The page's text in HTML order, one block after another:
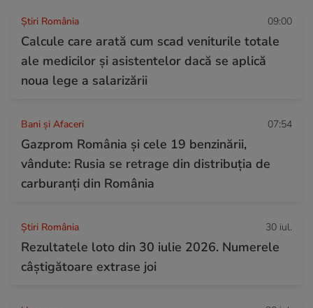
Știri România 09:00
Calcule care arată cum scad veniturile totale
ale medicilor și asistentelor dacă se aplică
noua lege a salarizării
Bani și Afaceri 07:54
Gazprom România și cele 19 benzinării,
vândute: Rusia se retrage din distribuția de
carburanți din România
Știri România 30 iul.
Rezultatele loto din 30 iulie 2026. Numerele
câștigătoare extrase joi